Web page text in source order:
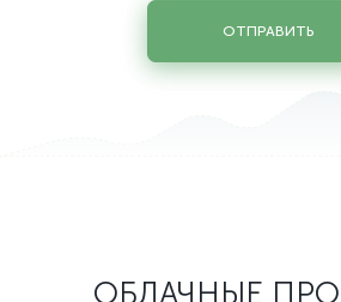
ОТПРАВИТЬ
ОБЛАЧНЫЕ